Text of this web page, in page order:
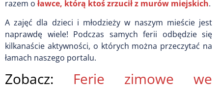
razem o ławce, którą ktoś zrzucił z murów miejskich.
A zajęć dla dzieci i młodzieży w naszym mieście jest
naprawdę wiele! Podczas samych ferii odbędzie się
kilkanaście aktywności, o których można przeczytać na
łamach naszego portalu.
Zobacz: Ferie zimowe we